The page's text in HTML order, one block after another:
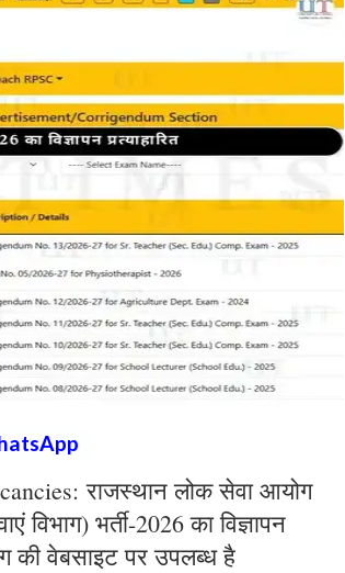
राजस्थान लोक सेवा आयोग
विभाग) भर्ती-2026 का विज्ञापन
की वेबसाइट पर उपलब्ध है